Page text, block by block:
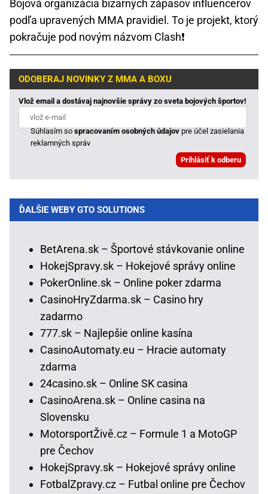
Bojová organizácia bizarných zápasov influencerov
podľa upravených MMA pravidiel. To je projekt, ktorý
pokračuje pod novým názvom Clash❗
ODOBERAJ NOVINKY Z MMA A BOXU
Vlož email a dostávaj najnovšie správy zo sveta bojových športov!
Súhlasím sospracovaním osobných údajovpre účel zasielania
reklamných správ
ĎALŠIE WEBY GTO SOLUTIONS
BetArena.sk – Športové stávkovanie online
HokejSpravy.sk – Hokejové správy online
PokerOnline.sk – Online poker zdarma
CasinoHryZdarma.sk – Casino hry
zadarmo
777.sk – Najlepšie online kasína
CasinoAutomaty.eu – Hracie automaty
zdarma
24casino.sk – Online SK casina
CasinoArena.sk – Online casina na
Slovensku
MotorsportŽivě.cz – Formule 1 a MotoGP
pre Čechov
HokejSpravy.sk – Hokejové správy online
FotbalZpravy.cz – Futbal online pre Čechov